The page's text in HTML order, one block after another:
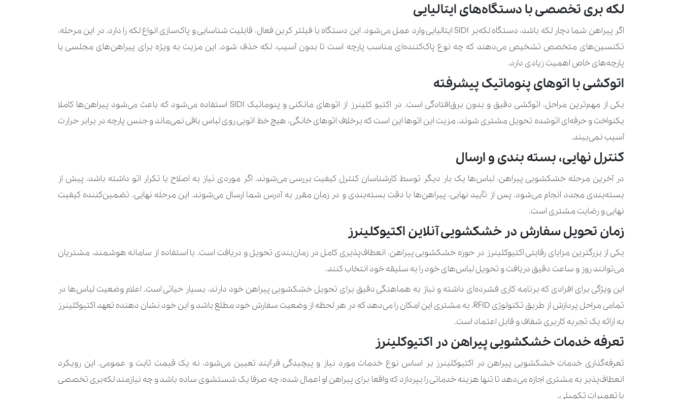
پالتو 310.000 تومان 630.000 تومان
پرچم کوچک 230.000 تومان
پلیور 210.000 تومان 280.000 تومان
تاپ 140.000 تومان 210.000 تومان
تور عروس ساده 350.000 تومان
تور عروس کار شده
تیشرت 120.000 تومان 170.000 تومان
جلیقه
جوراب
چمدان بزرگ
لکه بری تخصصی با دستگاه‌های ایتالیایی
اگر پیراهن شما دچار لکه باشد، دستگاه لکه‌بر SIDI ایتالیایی وارد عمل می‌شود. این دستگاه با فیلتر کربن فعال، قابلیت شناسایی و پاک‌سازی انواع لکه را دارد. در این مرحله،
تکنسین‌های متخصص تشخیص می‌دهند که چه نوع پاک‌کننده‌ای مناسب پارچه است تا بدون آسیب، لکه حذف شود. این مزیت به ‌ویژه برای پیراهن‌های مجلسی یا
پارچه‌های خاص اهمیت زیادی دارد.
اتوکشی با اتوهای پنوماتیک پیشرفته
یکی از مهم‌ترین مراحل، اتوکشی دقیق و بدون برق‌افتادگی است. در اکتیو کلینرز از اتوهای مانکنی و پنوماتیک SIDI استفاده می‌شود که باعث می‌شود پیراهن‌ها کاملا
یکنواخت و حرفه‌ای اتوشده تحویل مشتری شوند. مزیت این اتوها این است که برخلاف اتوهای خانگی، هیچ خط اتویی روی لباس باقی نمی‌ماند و جنس پارچه در برابر حرارت
آسیب نمی‌بیند.
کنترل نهایی، بسته بندی و ارسال
در آخرین مرحله خشکشویی پیراهن، لباس‌ها یک بار دیگر توسط کارشناسان کنترل کیفیت بررسی می‌شوند. اگر موردی نیاز به اصلاح یا تکرار اتو داشته باشد، پیش از
بسته‌بندی مجدد انجام می‌شود. پس از تأیید نهایی، پیراهن‌ها با دقت بسته‌بندی و در زمان مقرر به آدرس شما ارسال می‌شوند. این مرحله نهایی، تضمین‌کننده کیفیت
نهایی و رضایت مشتری است.
زمان تحویل سفارش در خشکشویی آنلاین اکتیوکلینرز
یکی از بزرگترین مزایای رقابتی اکتیوکلینرز در حوزه خشکشویی پیراهن، انعطاف‌پذیری کامل در زمان‌بندی تحویل و دریافت است. با استفاده از سامانه هوشمند، مشتریان
می‌توانند روز و ساعت دقیق دریافت و تحویل لباس‌های خود را به سلیقه خود انتخاب کنند.
این ویژگی برای افرادی که برنامه کاری فشرده‌ای داشته و نیاز به هماهنگی دقیق برای تحویل خشکشویی پیراهن خود دارند، بسیار حیاتی است. اعلام وضعیت لباس‌ها در
تمامی مراحل پردازش از طریق تکنولوژی RFID، به مشتری این امکان را می‌دهد که در هر لحظه از وضعیت سفارش خود مطلع باشد و این خود نشان‌ دهنده تعهد اکتیوکلینرز
به ارائه یک تجربه کاربری شفاف و قابل اعتماد است.
تعرفه خدمات خشکشویی پیراهن در اکتیوکلینرز
تعرفه‌گذاری خدمات خشکشویی پیراهن در اکتیوکلینرز بر اساس نوع خدمات مورد نیاز و پیچیدگی فرآیند تعیین می‌شود، نه یک قیمت ثابت و عمومی. این رویکرد
انعطاف‌پذیر به مشتری اجازه می‌دهد تا تنها هزینه خدماتی را بپردازد که واقعا برای پیراهن او اعمال شده؛ چه صرفا یک شستشوی ساده باشد و چه نیازمند لکه‌بری تخصصی
یا تعمیرات تکمیلی.